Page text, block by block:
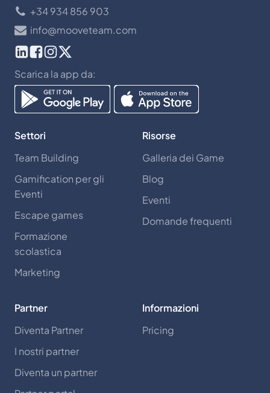
+34 934 856 903
info@mooveteam.com
Scarica la app da:
Settori
Team Building
Gamification per gli
Eventi
Escape games
Formazione
scolastica
Marketing
Risorse
Galleria dei Game
Blog
Eventi
Domande frequenti
Partner
Diventa Partner
I nostri partner
Diventa un partner
Informazioni
Pricing